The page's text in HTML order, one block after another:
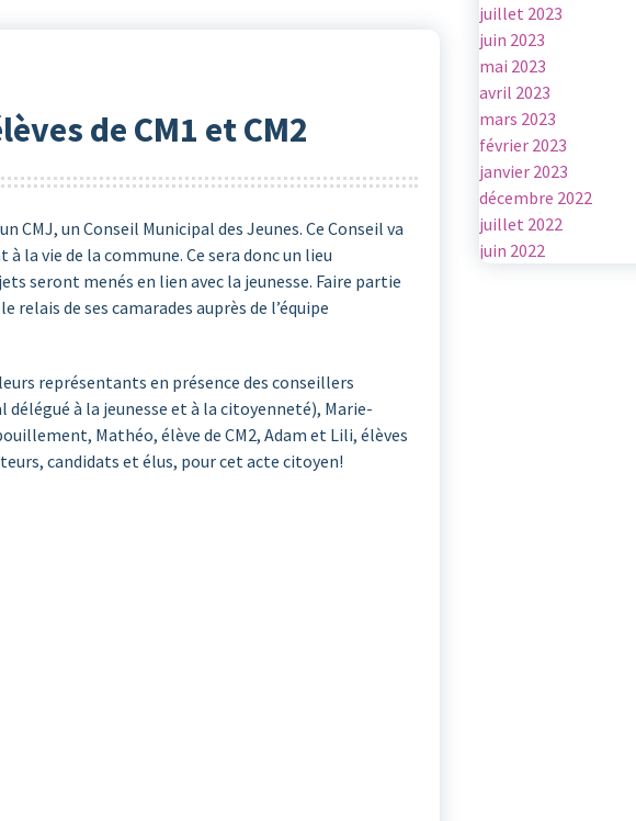
de CM1 et CM2
CMJ, un Conseil Municipal des Jeunes. Ce Conseil va
la vie de la commune. Ce sera donc un lieu
seront menés en lien avec la jeunesse. Faire partie
relais de ses camarades auprès de l’équipe
représentants en présence des conseillers
à la jeunesse et à la citoyenneté), Marie-
Mathéo, élève de CM2, Adam et Lili, élèves
candidats et élus, pour cet acte citoyen!
juillet 2023
juin 2023
mai 2023
avril 2023
mars 2023
février 2023
janvier 2023
décembre 2022
juillet 2022
juin 2022